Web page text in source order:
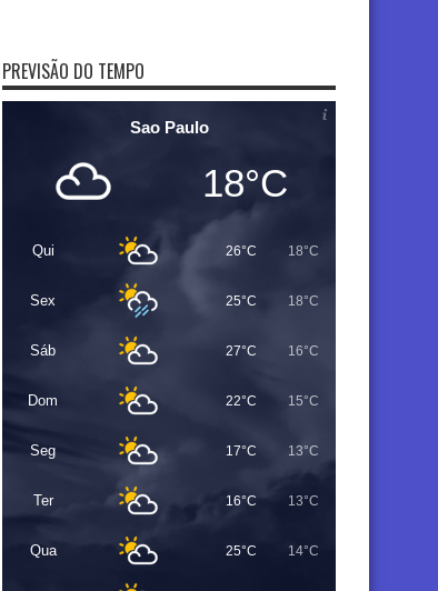
PREVISÃO DO TEMPO
Sao Paulo
18°C
Qui 26°C 18°C
Sex 25°C 18°C
Sáb 27°C 16°C
Dom 22°C 15°C
Seg 17°C 13°C
Ter 16°C 13°C
Qua 25°C 14°C